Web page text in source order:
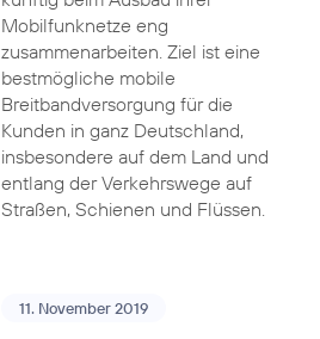
Mobilfunknetze eng
zusammenarbeiten. Ziel ist eine
bestmögliche mobile
Breitbandversorgung für die
Kunden in ganz Deutschland,
insbesondere auf dem Land und
entlang der Verkehrswege auf
Straßen, Schienen und Flüssen.
11. November 2019